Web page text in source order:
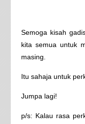
Semoga kisah
kita semua untuk
masing.
Itu sahaja untuk
Jumpa lagi!
p/s: Kalau rasa